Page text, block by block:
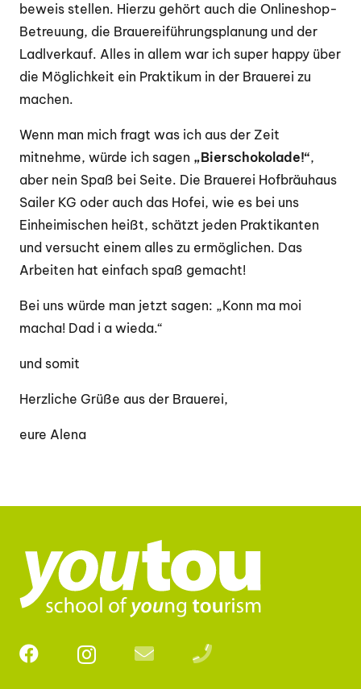
beweis stellen. Hierzu gehört auch die Onlineshop-
Betreuung, die Brauereiführungsplanung und der
Ladlverkauf. Alles in allem war ich super happy über
die Möglichkeit ein Praktikum in der Brauerei zu
machen.
Wenn man mich fragt was ich aus der Zeit
mitnehme, würde ich sagen „Bierschokolade!“,
aber nein Spaß bei Seite. Die Brauerei Hofbräuhaus
Sailer KG oder auch das Hofei, wie es bei uns
Einheimischen heißt, schätzt jeden Praktikanten
und versucht einem alles zu ermöglichen. Das
Arbeiten hat einfach spaß gemacht!
Bei uns würde man jetzt sagen: „Konn ma moi
macha! Dad i a wieda.“
und somit
Herzliche Grüße aus der Brauerei,
eure Alena